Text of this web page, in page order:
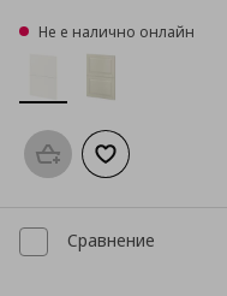
Не е налично онлайн
Προσθήκη στο καλάθι
Добави към
Сравнение